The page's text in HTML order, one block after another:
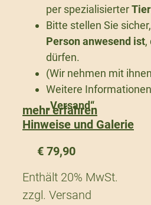
per spezialisierter
Bitte stellen Sie
Person anwesend ist,
dürfen.
(Wir nehmen mit
Weitere
„Versand“.
mehr erfahren
Hinweise und Galerie
€ 79,90
Enthält 20% MwSt.
zzgl. Versand